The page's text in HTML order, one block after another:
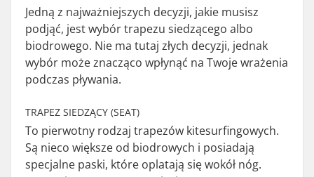
Jedną z najważniejszych decyzji, jakie musisz
podjąć, jest wybór trapezu siedzącego albo
biodrowego. Nie ma tutaj złych decyzji, jednak
wybór może znacząco wpłynąć na Twoje wrażenia
podczas pływania.
TRAPEZ SIEDZĄCY (SEAT)
To pierwotny rodzaj trapezów kitesurfingowych.
Są nieco większe od biodrowych i posiadają
specjalne paski, które oplatają się wokół nóg.